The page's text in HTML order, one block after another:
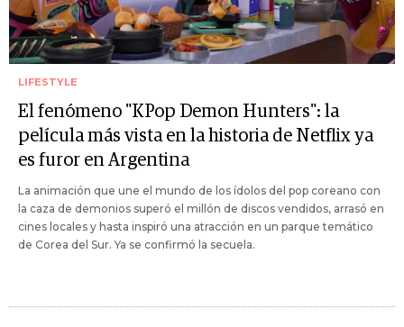
LIFESTYLE
El fenómeno "KPop Demon Hunters": la
película más vista en la historia de Netflix ya
es furor en Argentina
La animación que une el mundo de los ídolos del pop coreano con
la caza de demonios superó el millón de discos vendidos, arrasó en
cines locales y hasta inspiró una atracción en un parque temático
de Corea del Sur. Ya se confirmó la secuela.